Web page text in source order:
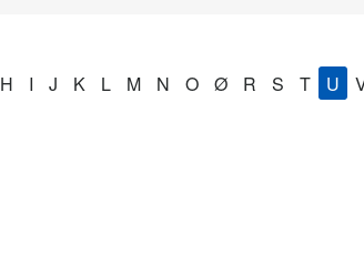
H I J K L M N O Ø R S T U